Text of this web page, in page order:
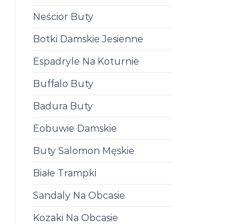
Neścior Buty
Botki Damskie Jesienne
Espadryle Na Koturnie
Buffalo Buty
Badura Buty
Eobuwie Damskie
Buty Salomon Męskie
Białe Trampki
Sandaly Na Obcasie
Kozaki Na Obcasie